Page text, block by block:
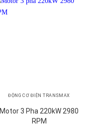
ĐỘNG CƠ ĐIỆN TRANSMAX
Motor 3 Pha 220kW 2980
RPM